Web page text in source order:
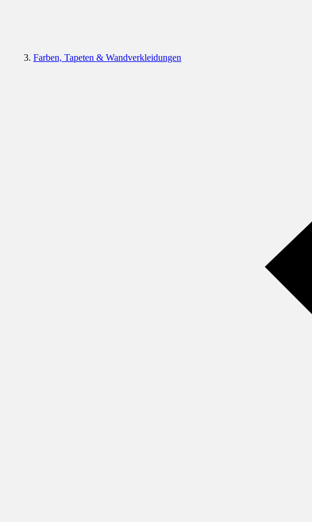
Farben, Tapeten & Wandverkleidungen